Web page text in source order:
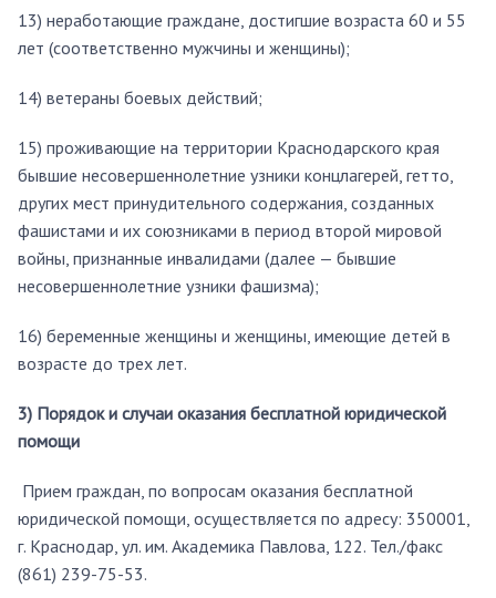
13) неработающие граждане, достигшие возраста 60 и 55
лет (соответственно мужчины и женщины);
14) ветераны боевых действий;
15) проживающие на территории Краснодарского края
бывшие несовершеннолетние узники концлагерей, гетто,
других мест принудительного содержания, созданных
фашистами и их союзниками в период второй мировой
войны, признанные инвалидами (далее — бывшие
несовершеннолетние узники фашизма);
16) беременные женщины и женщины, имеющие детей в
возрасте до трех лет.
3) Порядок и случаи оказания бесплатной юридической
помощи
Прием граждан, по вопросам оказания бесплатной
юридической помощи, осуществляется по адресу: 350001,
г. Краснодар, ул. им. Академика Павлова, 122. Тел./факс
(861) 239-75-53.